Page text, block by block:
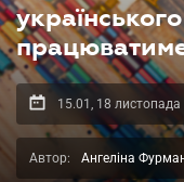
15.01, 18
Автор: Ангеліна